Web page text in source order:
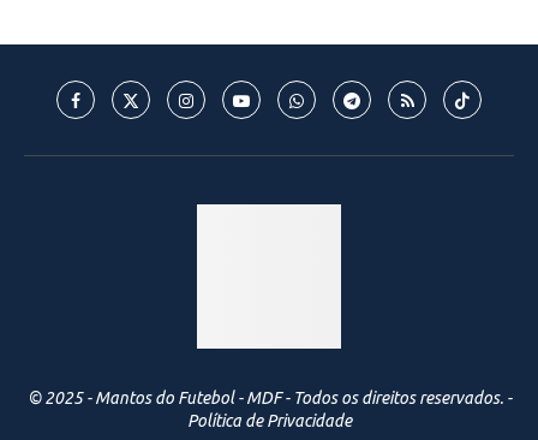
© 2025 - Mantos do Futebol - MDF - Todos os direitos reservados. -
Política de Privacidade